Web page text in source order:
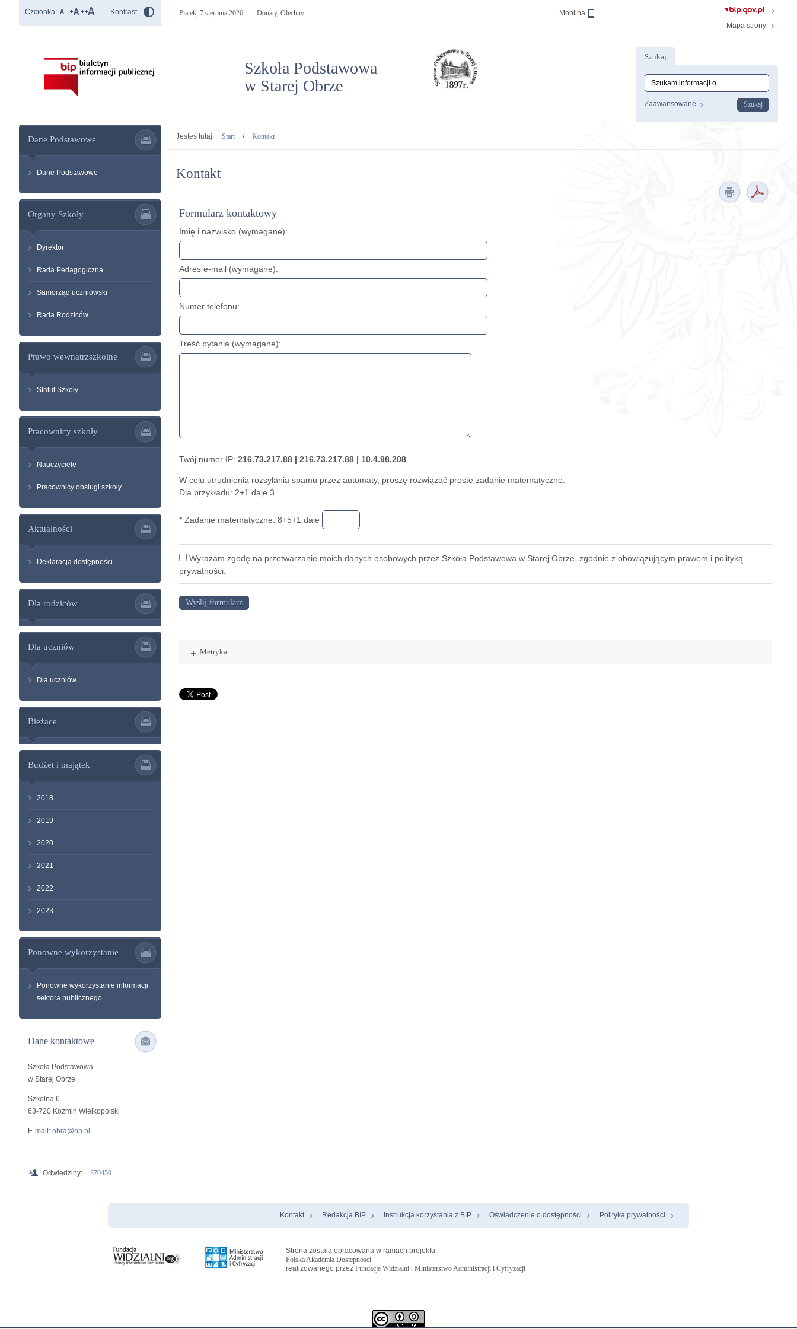
Szkoła Podstawowa
w Starej Obrze
Czcionka: Kontrast Wersja
Mobilna
Piątek, 7 sierpnia 2026
Donaty, Olechny
Mapa strony
Szukaj
Wyszukiwanie
Zaawansowane
Dane Podstawowe
Dane Podstawowe
Organy Szkoły
Dyrektor
Rada Pedagogiczna
Samorząd uczniowski
Rada Rodziców
Prawo wewnątrzszkolne
Statut Szkoły
Pracownicy szkoły
Nauczyciele
Pracownicy obsługi szkoły
Aktualności
Deklaracja dostępności
Dla rodziców
Dla uczniów
Dla uczniów
Bieżące
Budżet i majątek
2018
2019
2020
2021
2022
2023
Ponowne wykorzystanie
Ponowne wykorzystanie informacji
sektora publicznego
Dane kontaktowe
Szkoła Podstawowa
w Starej Obrze
Szkolna 6
63-720 Koźmin Wielkopolski
E-mail: obra@op.pl
Odwiedziny: 370450
Jesteś tutaj: Start / Kontakt
Kontakt
Formularz kontaktowy
Imię i nazwisko (wymagane):
Adres e-mail (wymagane):
Numer telefonu:
Treść pytania (wymagane):
Twój numer IP: 216.73.217.88 | 216.73.217.88 | 10.4.98.208
W celu utrudnienia rozsyłania spamu przez automaty, proszę rozwiązać proste zadanie matematyczne.
Dla przykładu: 2+1 daje 3.
* Zadanie matematyczne: 8+5+1 daje
Wyrażam zgodę na przetwarzanie moich danych osobowych przez Szkoła Podstawowa w Starej Obrze, zgodnie z obowiązującym prawem i polityką
prywatności.
Rozwiń
Metryka
Kontakt Redakcja BIP Instrukcja korzystania z BIP Oświadczenie o dostępności Polityka prywatności
Strona zostala opracowana w ramach projektu
Polska Akademia Dostepnosci
realizowanego przez Fundacje Widzialni i Ministerstwo Administracji i Cyfryzacji